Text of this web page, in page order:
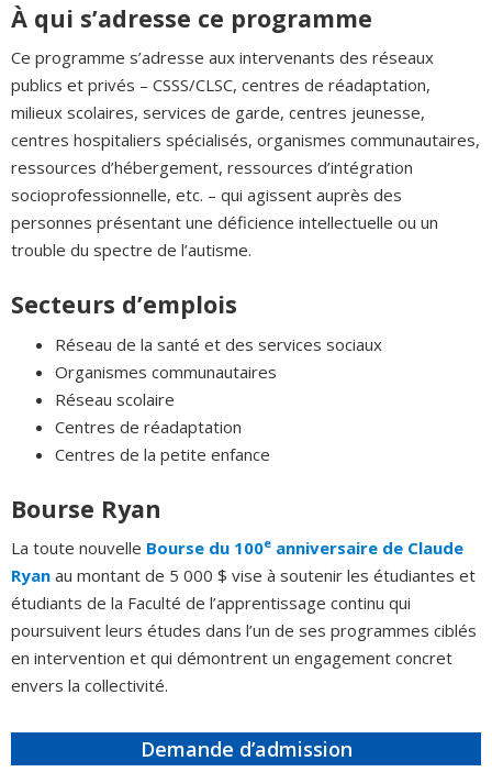
À qui s’adresse ce programme
Ce programme s’adresse aux intervenants des réseaux
publics et privés – CSSS/CLSC, centres de réadaptation,
milieux scolaires, services de garde, centres jeunesse,
centres hospitaliers spécialisés, organismes communautaires,
ressources d’hébergement, ressources d’intégration
socioprofessionnelle, etc. – qui agissent auprès des
personnes présentant une déficience intellectuelle ou un
trouble du spectre de l’autisme.
Secteurs d’emplois
Réseau de la santé et des services sociaux
Organismes communautaires
Réseau scolaire
Centres de réadaptation
Centres de la petite enfance
Bourse Ryan
La toute nouvelle Bourse du 100e anniversaire de Claude
Ryan au montant de 5 000 $ vise à soutenir les étudiantes et
étudiants de la Faculté de l’apprentissage continu qui
poursuivent leurs études dans l’un de ses programmes ciblés
en intervention et qui démontrent un engagement concret
envers la collectivité.
Demande d’admission